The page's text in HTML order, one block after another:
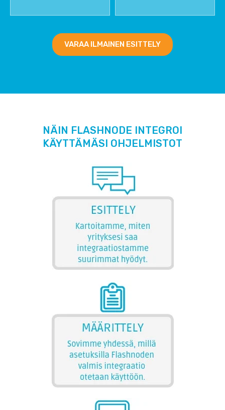
VARAA ILMAINEN ESITTELY
NÄIN FLASHNODE INTEGROI
KÄYTTÄMÄSI OHJELMISTOT